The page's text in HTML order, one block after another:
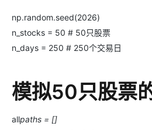
np.random.seed(2026)
n_stocks = 50 # 50只股票
n_days = 250 # 250个交易日
模拟50只股票
allpaths = []